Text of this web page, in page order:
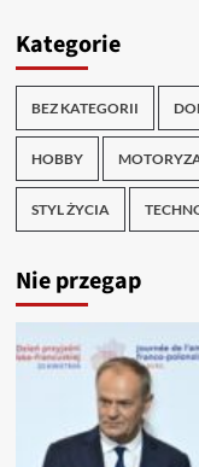
Kategorie
BEZ KATEGORII
HOBBY
STYL ŻYCIA
Nie przegap